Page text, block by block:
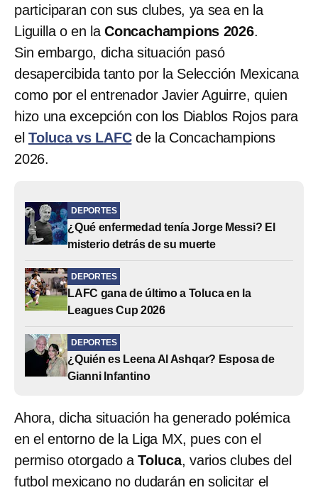
participaran con sus clubes, ya sea en la
Liguilla o en laConcachampions 2026.
Sin embargo, dicha situación pasó
desapercibida tanto por la Selección Mexicana
como por el entrenador Javier Aguirre, quien
hizo una excepción con los Diablos Rojos para
el Toluca vs LAFCde la Concachampions
2026.
DEPORTES
¿Qué enfermedad tenía Jorge Messi? El
misterio detrás de su muerte
DEPORTES
LAFC gana de último a Toluca en la
Leagues Cup 2026
DEPORTES
¿Quién es Leena Al Ashqar? Esposa de
Gianni Infantino
Ahora, dicha situación ha generado polémica
en el entorno de la Liga MX, pues con el
permiso otorgado aToluca, varios clubes del
futbol mexicano no dudarán en solicitar el